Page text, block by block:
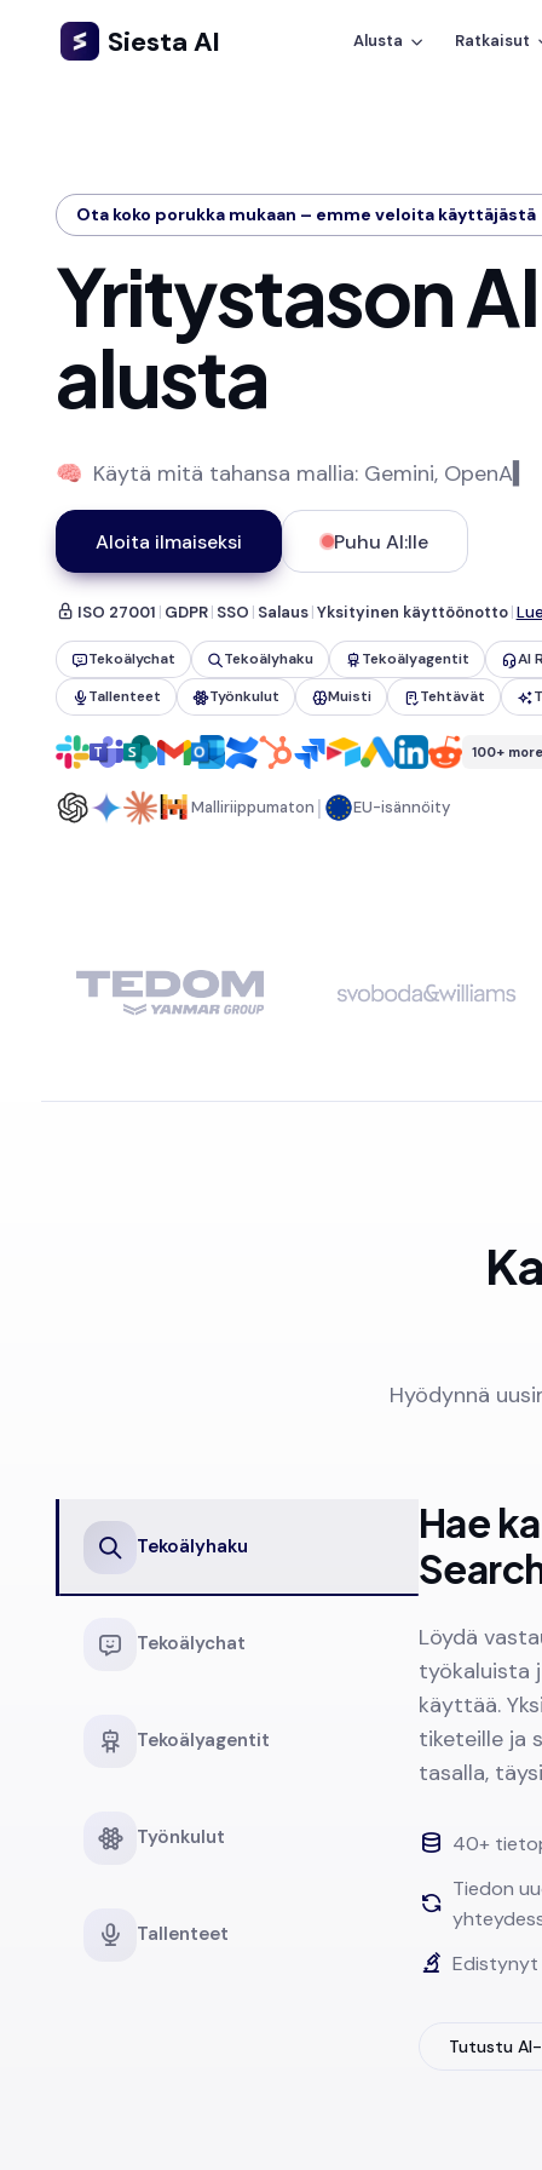
Siesta AI Alusta Ratkaisut
Ota koko porukka mukaan – emme veloita käyttäjästä
Yritystason
alusta
🧠 Käytä mitä tahansa mallia: Gemini, OpenAI,
Aloita ilmaiseksi Puhu AI:lle
ISO 27001 | GDPR | SSO | Salaus |Yksityinen käyttöönotto |
Tekoälychat Tekoälyhaku Tekoälyagentit
AI
Tallenteet
Työnkulut Muisti Tehtävät
100+ more
Malliriippumaton | EU-isännöity
Hyödynnä
Tekoälyhaku
Tekoälychat
Tekoälyagentit
Työnkulut
Tallenteet
Hae
Löydä
työkaluista
käyttää.
tiketeille ja
tasalla,
40+
Tiedon
Edistynyt
Tutustu